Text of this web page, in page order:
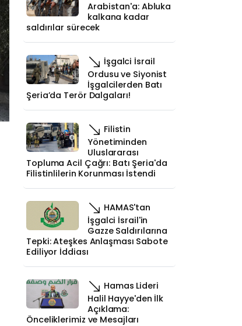
Arabistan'a: Abluka
kalkana kadar
saldırılar sürecek
İşgalci İsrail
Ordusu ve Siyonist
İşgalcilerden Batı
Şeria’da Terör Dalgaları!
Filistin
Yönetiminden
Uluslararası
Topluma Acil Çağrı: Batı Şeria'da
Filistinlilerin Korunması İstendi
HAMAS'tan
İşgalci İsrail'in
Gazze Saldırılarına
Tepki: Ateşkes Anlaşması Sabote
Ediliyor İddiası
Hamas Lideri
Halil Hayye'den İlk
Açıklama:
Önceliklerimiz ve Mesajları